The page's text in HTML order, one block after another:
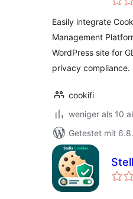
Easily integrate
Management
WordPress site for
privacy compliance.
cookifi
weniger als 10
Getestet mit